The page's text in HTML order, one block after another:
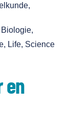
Life, Science
en